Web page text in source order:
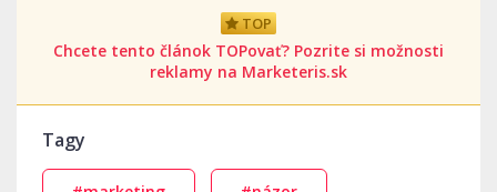
TOP
Chcete tento článok TOPovať? Pozrite si možnosti
reklamy na Marketeris.sk
Tagy